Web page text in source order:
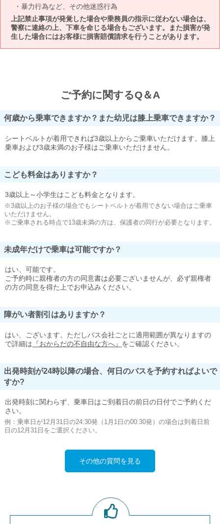
暴力行為など、その他迷惑行為
上記禁止事項が発覚した場合や乗務員の指示に従わない場合は、
警察に連絡の上、下車を命じる場合もございます。また損害が発
生した場合にはお客様に損害賠償請求を行うことがあります。
ご予約に関するQ＆A
何歳から乗車できますか？また幼児は膝上乗車できますか？
シートベルトが着用できれば3歳以上からご乗車いただけます。膝上
乗車および3歳未満のお子様はご乗車いただけません。
こども料金はありますか？
3歳以上～小学生はこども料金となります。
※3歳以上のお子様の場合でもシートベルトが着用できない場合はご乗車
いただけません。
※ご乗車される時点で13歳未満の方は、保護者の同行が必要となります。
未成年だけで乗車は可能ですか？
はい、可能です。
ご予約時に親権者の方の同意書は必要ございませんが、必ず親権者
の方の同意を得た上でお申込みください。
障がい者割引はありますか？
はい、ございます。ただしバス会社ごとに適用範囲が異なりますの
で詳細は 『おからだの不自由な方へ』 をご確認ください。
出発時刻が24時以降の場合、何日のバスを予約すればよいで
すか?
出発時刻に関わらず、乗車日はご到着日の前日の日付でご予約くだ
さい。
例：乗車日が12月31日の24:30発（1月1日の00:30発）の場合は到着日前
日の12月31日をご選択ください。
その他の質問を見る